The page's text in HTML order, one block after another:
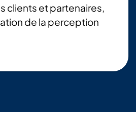
clients et partenaires,
de la perception